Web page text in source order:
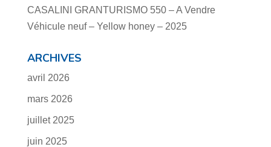
CASALINI GRANTURISMO 550 – A Vendre
Véhicule neuf – Yellow honey – 2025
ARCHIVES
avril 2026
mars 2026
juillet 2025
juin 2025